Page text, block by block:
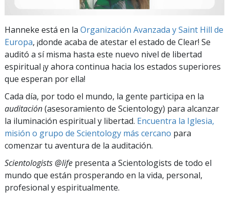
Hanneke está en la Organización Avanzada y Saint Hill de
Europa, ¡donde acaba de atestar el estado de Clear! Se
auditó a sí misma hasta este nuevo nivel de libertad
espiritual ¡y ahora continua hacia los estados superiores
que esperan por ella!
Cada día, por todo el mundo, la gente participa en la
auditación(asesoramiento de Scientology) para alcanzar
la iluminación espiritual y libertad. Encuentra la Iglesia,
misión o grupo de Scientology más cercano para
comenzar tu aventura de la auditación.
Scientologists @life presenta a Scientologists de todo el
mundo que están prosperando en la vida, personal,
profesional y espiritualmente.